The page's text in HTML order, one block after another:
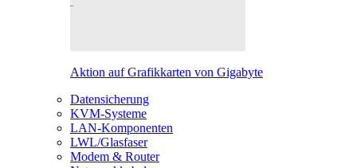
Aktion auf Grafikkarten von Gigabyte
Datensicherung
KVM-Systeme
LAN-Komponenten
LWL/Glasfaser
Modem & Router